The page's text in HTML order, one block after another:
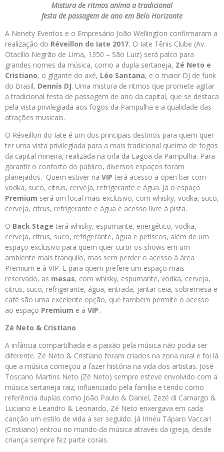
Mistura de ritmos anima a tradicional
festa de passagem de ano em Belo Horizonte
A Nenety Eventos e o Empresário João Wellington confirmaram a
realização do Réveillon do Iate 2017. O Iate Tênis Clube (Av.
Otacílio Negrão de Lima, 1350 – São Luiz) será palco para
grandes nomes da música, como a dupla sertaneja, Zé Neto e
Cristiano, o gigante do axé, Léo Santana, e o maior DJ de funk
do Brasil, Dennis DJ. Uma mistura de ritmos que promete agitar
a tradicional festa de passagem de ano da capital, que se destaca
pela vista privilegiada aos fogos da Pampulha e a qualidade das
atrações musicais.
O Réveillon do Iate é um dos principais destinos para quem quer
ter uma vista privilegiada para a mais tradicional queima de fogos
da capital mineira, realizada na orla da Lagoa da Pampulha. Para
garantir o conforto do público, diversos espaços foram
planejados. Quem estiver na VIP terá acesso a open bar com
vodka, suco, citrus, cerveja, refrigerante e água. Já o espaço
Premium será um local mais exclusivo, com whisky, vodka, suco,
cerveja, citrus, refrigerante e água e acesso livre à pista.
O Back Stage terá whisky, espumante, energético, vodka,
cerveja, citrus, suco, refrigerante, água e petiscos, além de um
espaço exclusivo para quem quer curtir os shows em um
ambiente mais tranquilo, mas sem perder o acesso à área
Premium e à VIP. E para quem prefere um espaço mais
reservado, as mesas, com whisky, espumante, vodka, cerveja,
citrus, suco, refrigerante, água, entrada, jantar ceia, sobremesa e
café são uma excelente opção, que também permite o acesso
ao espaço Premium e à VIP.
Zé Neto & Cristiano
A infância compartilhada e a paixão pela música não podia ser
diferente. Zé Neto & Cristiano foram criados na zona rural e foi lá
que a música começou a fazer história na vida dos artistas. José
Toscano Martins Neto (Zé Neto) sempre esteve envolvido com a
música sertaneja raiz, influenciado pela família e tendo como
referência duplas como João Paulo & Daniel, Zezé di Camargo &
Luciano e Leandro & Leonardo, Zé Neto enxergava em cada
canção um estilo de vida a ser seguido. Já Irineu Táparo Vaccari
(Cristiano) entrou no mundo da música através da igreja, desde
criança sempre fez parte corais.